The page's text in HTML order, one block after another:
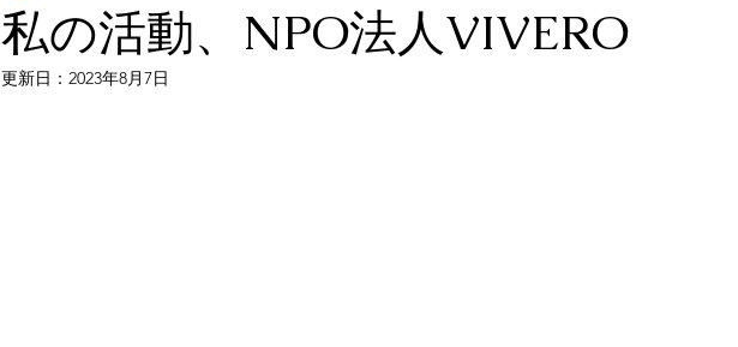
私の活動、NPO法人VIVERO
更新日： 2023年8月7日